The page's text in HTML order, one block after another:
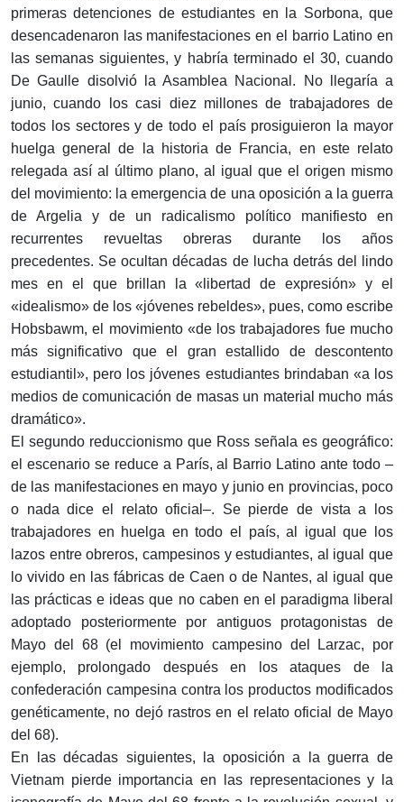
primeras detenciones de estudiantes en la Sorbona, que
desencadenaron las manifestaciones en el barrio Latino en
las semanas siguientes, y habría terminado el 30, cuando
De Gaulle disolvió la Asamblea Nacional. No llegaría a
junio, cuando los casi diez millones de trabajadores de
todos los sectores y de todo el país prosiguieron la mayor
huelga general de la historia de Francia, en este relato
relegada así al último plano, al igual que el origen mismo
del movimiento: la emergencia de una oposición a la guerra
de Argelia y de un radicalismo político manifiesto en
recurrentes revueltas obreras durante los años
precedentes. Se ocultan décadas de lucha detrás del lindo
mes en el que brillan la «libertad de expresión» y el
«idealismo» de los «jóvenes rebeldes», pues, como escribe
Hobsbawm, el movimiento «de los trabajadores fue mucho
más significativo que el gran estallido de descontento
estudiantil», pero los jóvenes estudiantes brindaban «a los
medios de comunicación de masas un material mucho más
dramático».
El segundo reduccionismo que Ross señala es geográfico:
el escenario se reduce a París, al Barrio Latino ante todo –
de las manifestaciones en mayo y junio en provincias, poco
o nada dice el relato oficial–. Se pierde de vista a los
trabajadores en huelga en todo el país, al igual que los
lazos entre obreros, campesinos y estudiantes, al igual que
lo vivido en las fábricas de Caen o de Nantes, al igual que
las prácticas e ideas que no caben en el paradigma liberal
adoptado posteriormente por antiguos protagonistas de
Mayo del 68 (el movimiento campesino del Larzac, por
ejemplo, prolongado después en los ataques de la
confederación campesina contra los productos modificados
genéticamente, no dejó rastros en el relato oficial de Mayo
del 68).
En las décadas siguientes, la oposición a la guerra de
Vietnam pierde importancia en las representaciones y la